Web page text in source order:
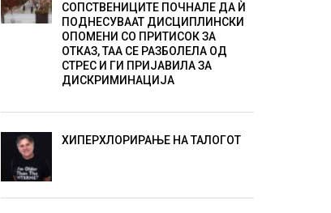
СОПСТВЕНИЦИТЕ ПОЧНАЛЕ ДА Ѝ
ПОДНЕСУВААТ ДИСЦИПЛИНСКИ
ОПОМЕНИ СО ПРИТИСОК ЗА
ОТКАЗ, ТАА СЕ РАЗБОЛЕЛА ОД
СТРЕС И ГИ ПРИЈАВИЛА ЗА
ДИСКРИМИНАЦИЈА
ХИПЕРХЛОРИРАЊЕ НА ТАЛОГОТ